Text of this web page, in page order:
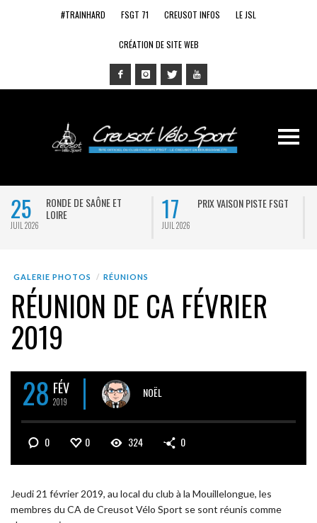
#TRAINHARD FSGT 71 CREUSOT INFOS LE JSL
CRÉATION DE SITE WEB
25
JUIL 2026
RONDE DE SAÔNE ET
LOIRE
17
JUIL 2026
PRIX VAISON PISTE FSGT
GALERIE PHOTOS RÉUNIONS
RÉUNION DE CA FÉVRIER
2019
28 FÉV
2019
NOËL
0 0 324 0
Jeudi 21 février 2019, au local du club à la Mouillelongue, les
membres du CA de Creusot Vélo Sport se sont réunis comme